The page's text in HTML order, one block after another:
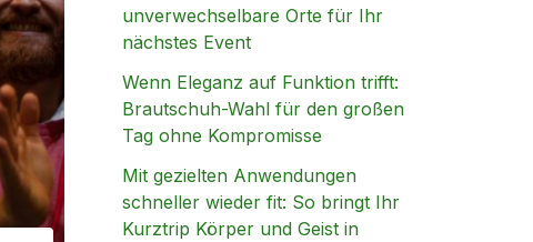
unverwechselbare Orte für Ihr
nächstes Event
Wenn Eleganz auf Funktion trifft:
Brautschuh-Wahl für den großen
Tag ohne Kompromisse
Mit gezielten Anwendungen
schneller wieder fit: So bringt Ihr
Kurztrip Körper und Geist in